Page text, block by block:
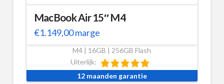
MacBook Air 15″ M4
€1.149,00marge
M4 | 16GB | 256GB Flash
Uiterlijk:
12 maanden garantie